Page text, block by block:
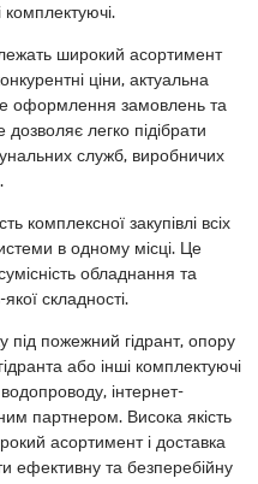
комплектуючі.
широкий асортимент
ціни, актуальна
оформлення замовлень та
легко підібрати
служб, виробничих
комплексної закупівлі всіх
в одному місці. Це
обладнання та
складності.
під пожежний гідрант, опору
або інші комплектуючі
інтернет-
партнером. Висока якість
асортимент і доставка
ефективну та безперебійну